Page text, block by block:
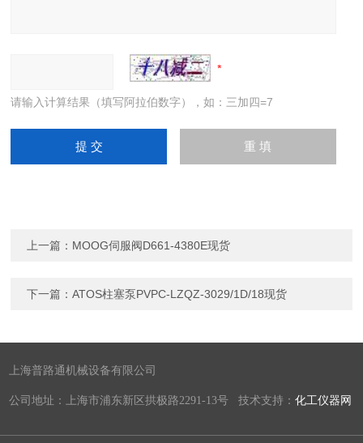
请输入计算结果（填写阿拉伯数字），如：三加四=7
上一篇： MOOG伺服阀D661-4380E现货
下一篇：ATOS柱塞泵PVPC-LZQZ-3029/1D/18现货
上海普路通机械设备有限公司
公司地址：上海市浦东新区拱极路2291-13号 技术支持：化工仪器网